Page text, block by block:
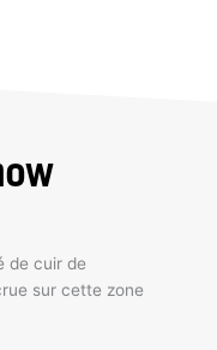
de cuir de
sur cette zone